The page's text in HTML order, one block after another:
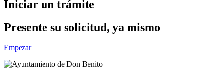
Iniciar un trámite
Presente su solicitud, ya mismo
Empezar